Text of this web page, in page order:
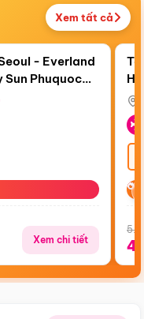
Xem tất cả
Điểm nổi bật
- Everland
Phuquoc
Xem chi tiết